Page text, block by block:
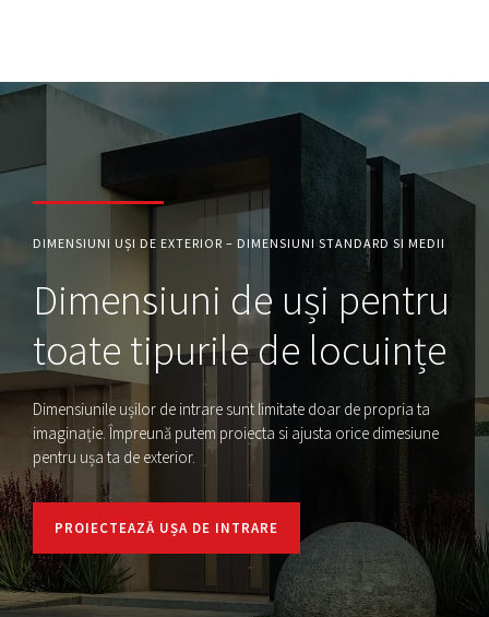
DIMENSIUNI UȘI DE EXTERIOR – DIMENSIUNI STANDARD SI MEDII
Dimensiuni de uși pentru
toate tipurile de locuințe
Dimensiunile ușilor de intrare sunt limitate doar de propria ta
imaginație. Împreună putem proiecta si ajusta orice dimesiune
pentru ușa ta de exterior.
PROIECTEAZĂ UȘA DE INTRARE